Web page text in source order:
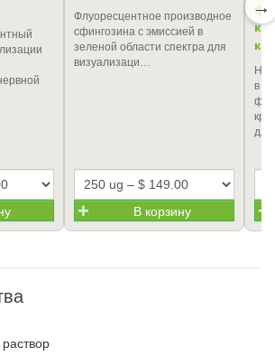
Флуоресцентное производное
сфингозина с эмиссией в
зеленой области спектра для
визуализаци…
В корзину
в
→